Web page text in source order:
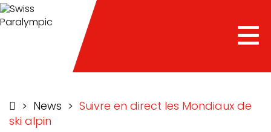
> News > Suivre en direct les Mondiaux de
ski alpin